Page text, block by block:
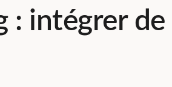
: intégrer de